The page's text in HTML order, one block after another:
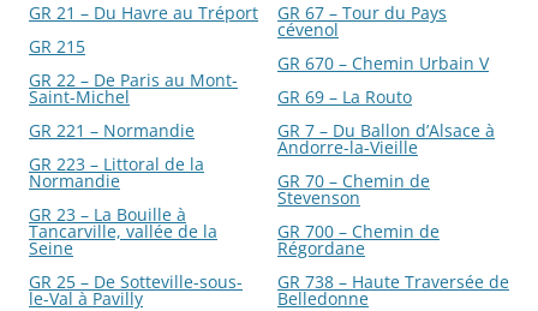
GR 21 – Du Havre au Tréport
GR 215
GR 22 – De Paris au Mont-
Saint-Michel
GR 221 – Normandie
GR 223 – Littoral de la
Normandie
GR 23 – La Bouille à
Tancarville, vallée de la
Seine
GR 25 – De Sotteville-sous-
le-Val à Pavilly
GR 67 – Tour du Pays
cévenol
GR 670 – Chemin Urbain V
GR 69 – La Routo
GR 7 – Du Ballon d’Alsace à
Andorre-la-Vieille
GR 70 – Chemin de
Stevenson
GR 700 – Chemin de
Régordane
GR 738 – Haute Traversée de
Belledonne